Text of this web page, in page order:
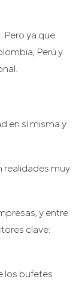
Pero ya que
Perú y
en sí misma y
realidades muy
y entre
clave:
los bufetes